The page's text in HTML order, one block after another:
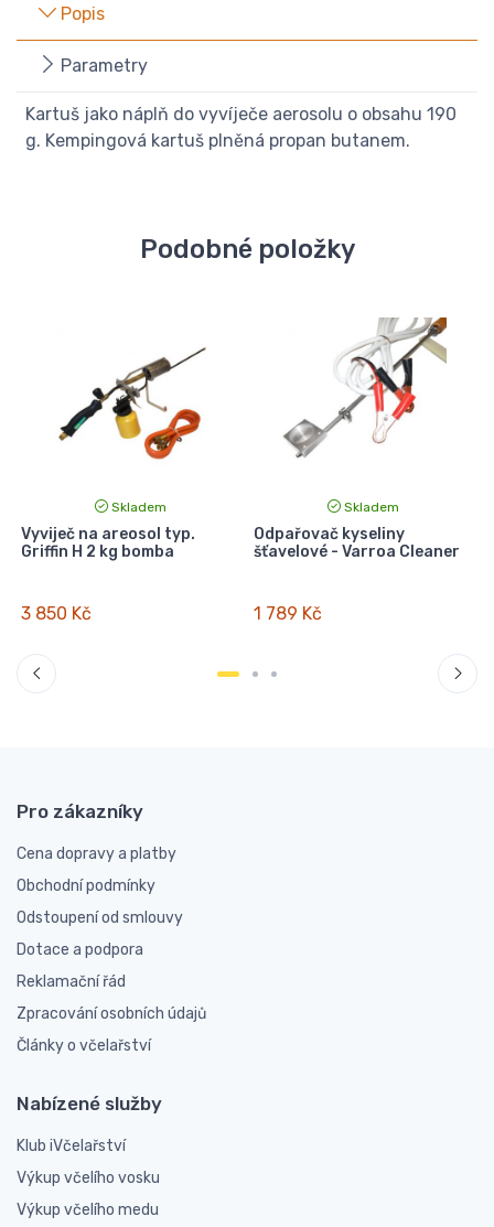
Popis
Parametry
Kartuš jako náplň do vyvíječe aerosolu o obsahu 190
g. Kempingová kartuš plněná propan butanem.
Podobné položky
Skladem
Vyviječ na areosol typ.
Griffin H 2 kg bomba
3 850 Kč
Skladem
Odpařovač kyseliny
šťavelové - Varroa Cleaner
1 789 Kč
Pro zákazníky
Cena dopravy a platby
Obchodní podmínky
Odstoupení od smlouvy
Dotace a podpora
Reklamační řád
Zpracování osobních údajů
Články o včelařství
Nabízené služby
Klub iVčelařství
Výkup včelího vosku
Výkup včelího medu